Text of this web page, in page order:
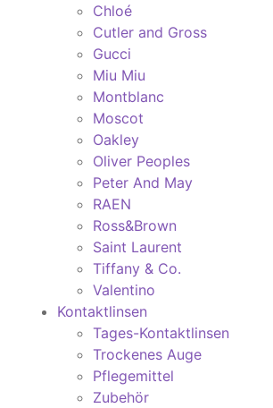
Chloé
Cutler and Gross
Gucci
Miu Miu
Montblanc
Moscot
Oakley
Oliver Peoples
Peter And May
RAEN
Ross&Brown
Saint Laurent
Tiffany & Co.
Valentino
Kontaktlinsen
Tages-Kontaktlinsen
Trockenes Auge
Pflegemittel
Zubehör